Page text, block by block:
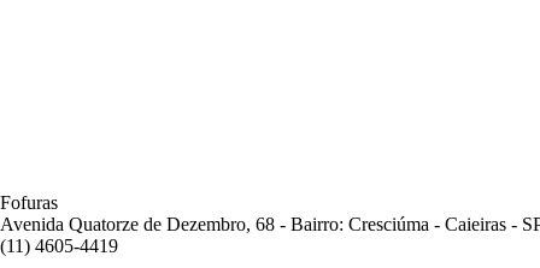
Fofuras
Avenida Quatorze de Dezembro, 68 - Bairro: Cresciúma - Caieiras -
(11) 4605-4419